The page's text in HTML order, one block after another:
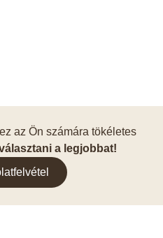
az Ön számára tökéletes
a legjobbat!